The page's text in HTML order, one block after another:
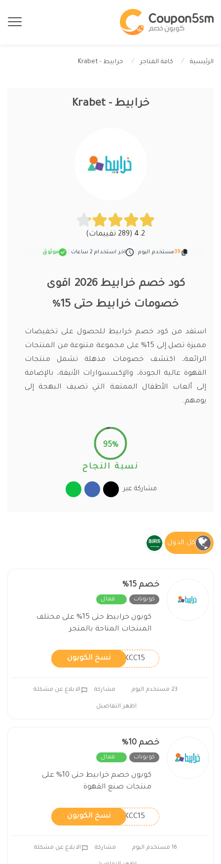
الرئيسية كافة المتاجر خرابيط - Krabet
خرابيط - Krabet
4.2 (289 تقييمات)
39مستخدم اليوم اخر استخدام 2 ساعات موثوق
كود خصم خرابيط
2026 اقوى
خصومات خرابيط حتى 15%
استفد من كود خصم خرابيط للحصول على تخفيضات
مميزة تصل إلى 15% على مجموعة متنوعة من المنتجات
الرائعة، اكتشف خصومات مذهلة تشمل منتجات
القهوة عالية الجودة، والإكسسوارات الأنيقة، بالإضافة
إلى ألعاب الأطفال الممتعة التي تضيف البهجة إلى
يومهم.
95%
نسبة النجاح
مشاركة عبر
كل الدول
خصم 15%
كوبونات فعال
كوبون خرابيط حتى 15% على مختلف
المنتجات المتاحة بالمتجر
KCC15 نسخ الكوبون
23 مستخدم اليوم مشاركة الابلاغ عن مشكلة
اظهر التفاصيل
خصم 10%
كوبونات فعال
كوبون خصم خرابيط حتى 10% على
منتجات صنع القهوة
KCC15 نسخ الكوبون
16 مستخدم اليوم مشاركة الابلاغ عن مشكلة